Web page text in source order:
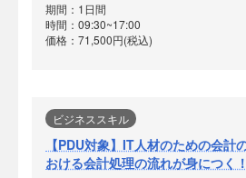
期間：1日間
時間：09:30~17:00
価格：71,500円(税込)
ビジネススキル
【PDU対象】IT人材のための会計
おける会計処理の流れが身につく